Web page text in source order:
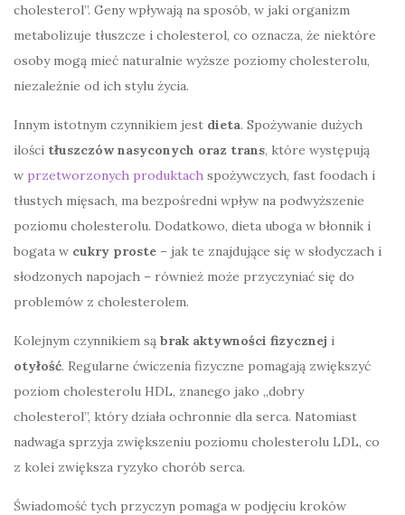
cholesterol”. Geny wpływają na sposób, w jaki organizm
metabolizuje tłuszcze i cholesterol, co oznacza, że niektóre
osoby mogą mieć naturalnie wyższe poziomy cholesterolu,
niezależnie od ich stylu życia.
Innym istotnym czynnikiem jest dieta. Spożywanie dużych
ilości tłuszczów nasyconych oraz trans, które występują
w przetworzonych produktach spożywczych, fast foodach i
tłustych mięsach, ma bezpośredni wpływ na podwyższenie
poziomu cholesterolu. Dodatkowo, dieta uboga w błonnik i
bogata w cukry proste – jak te znajdujące się w słodyczach i
słodzonych napojach – również może przyczyniać się do
problemów z cholesterolem.
Kolejnym czynnikiem są brak aktywności fizycznej i
otyłość. Regularne ćwiczenia fizyczne pomagają zwiększyć
poziom cholesterolu HDL, znanego jako „dobry
cholesterol”, który działa ochronnie dla serca. Natomiast
nadwaga sprzyja zwiększeniu poziomu cholesterolu LDL, co
z kolei zwiększa ryzyko chorób serca.
Świadomość tych przyczyn pomaga w podjęciu kroków